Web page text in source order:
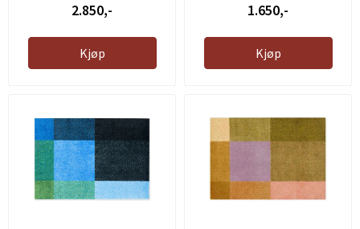
2.850,-
Kjøp
1.650,-
Kjøp